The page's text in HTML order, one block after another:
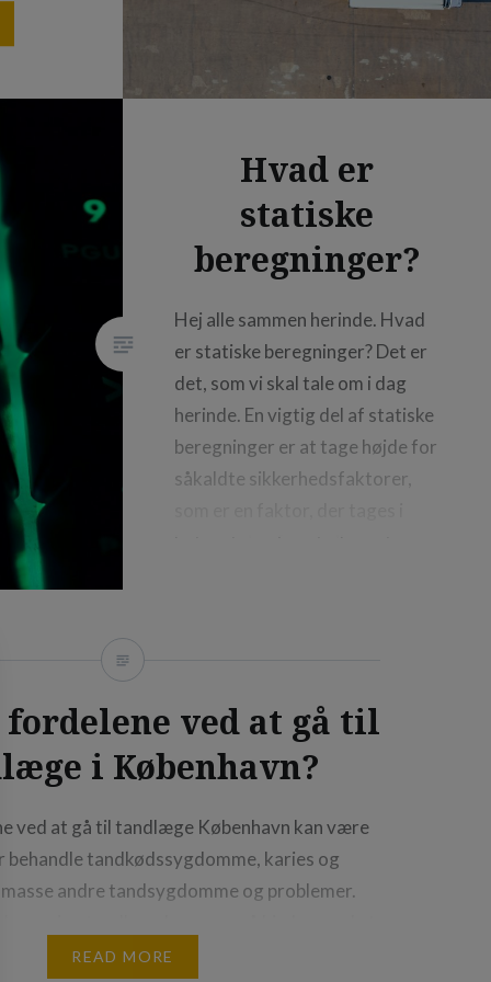
til den
har
os
Hvad er
statiske
beregninger?
Hej alle sammen herinde. Hvad
er statiske beregninger? Det er
det, som vi skal tale om i dag
herinde. En vigtig del af statiske
beregninger er at tage højde for
såkaldte sikkerhedsfaktorer,
ved at gå til
i København?
ved at gå til tandlæge København kan være
tandkødssygdomme, karies og
andre tandsygdomme og problemer.
tandlægebesøg også hjælpe med at
problemer tidligt, før de bliver mere
READ MORE